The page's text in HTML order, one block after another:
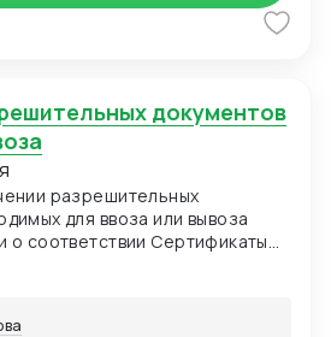
разрешительных
для ввоза или вывоза
о соответствии Сертификаты
заключения